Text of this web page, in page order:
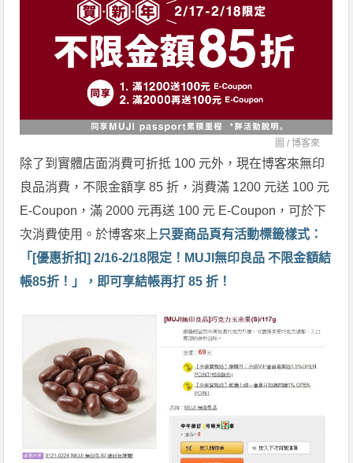
圖 /博客來
除了到實體店面消費可折抵 100 元外，現在博客來無印
良品消費，不限金額享 85 折，消費滿 1200 元送 100 元
E-Coupon，滿 2000 元再送 100 元 E-Coupon，可於下
次消費使用。於博客來上 只要商品頁有活動標籤樣式：
「[優惠折扣] 2/16-2/18限定！MUJI無印良品 不限金額結
帳85折！」，即可享結帳再打 85 折！